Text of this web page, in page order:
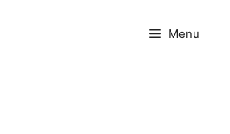
Menu